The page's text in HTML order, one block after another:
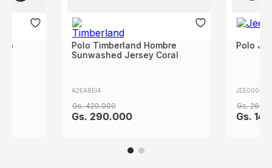
Polo Timberland Hombre
Sunwashed Jersey Coral
A2EA8EI4
Gs. 420.000
Gs. 290.000
Polo
Gs. 260
Gs. 140